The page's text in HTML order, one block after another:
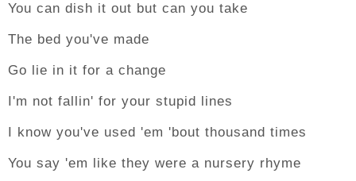
You can dish it out but can you take
The bed you've made
Go lie in it for a change
I'm not fallin' for your stupid lines
I know you've used 'em 'bout thousand times
You say 'em like they were a nursery rhyme